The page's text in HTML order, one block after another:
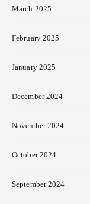
March 2025
February 2025
January 2025
December 2024
November 2024
October 2024
September 2024